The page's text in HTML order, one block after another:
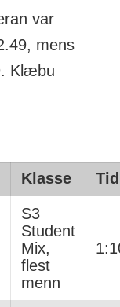
var
mens
Klæbu
Klasse Tid
S3
Student
Mix,
flest
menn